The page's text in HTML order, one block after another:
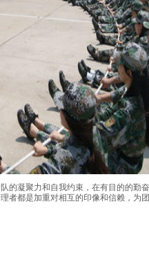
的凝聚力和自我约束，在有目的的勤
者都是加重对相互的印像和信赖，为